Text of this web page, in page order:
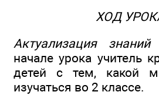
ХОД
Актуализация
начале урока учитель
детей с тем, какой
изучаться во 2 классе.